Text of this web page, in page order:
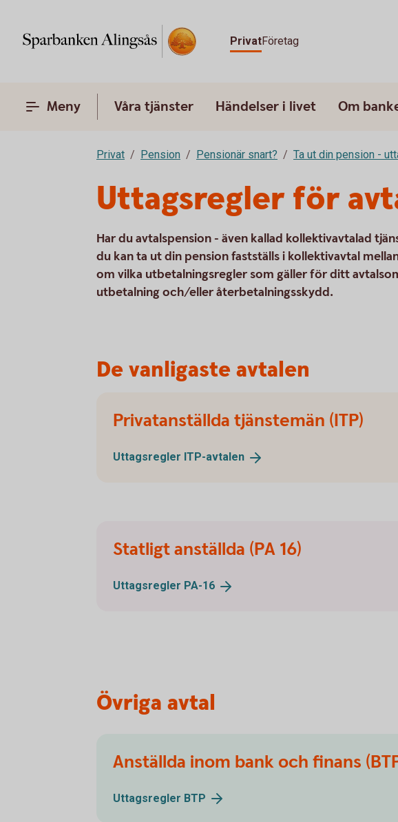
PrivatFöretag
Meny Våra tjänster Händelser i livet Om
Privat Pension Pensionär snart? Ta ut din pension -
Uttagsregler för
Har du avtalspension - även kallad kollektivavtalad
du kan ta ut din pension fastställs i kollektivavtal
om vilka utbetalningsregler som gäller för ditt
utbetalning och/eller återbetalningsskydd.
De vanligaste avtalen
Privatanställda tjänstemän (ITP)
Uttagsregler ITP-avtalen
Statligt anställda (PA 16)
Uttagsregler PA-16
Övriga avtal
Anställda inom bank och finans
Uttagsregler BTP